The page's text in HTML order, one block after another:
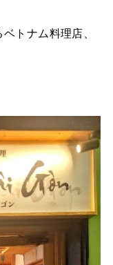
トナム料理店、